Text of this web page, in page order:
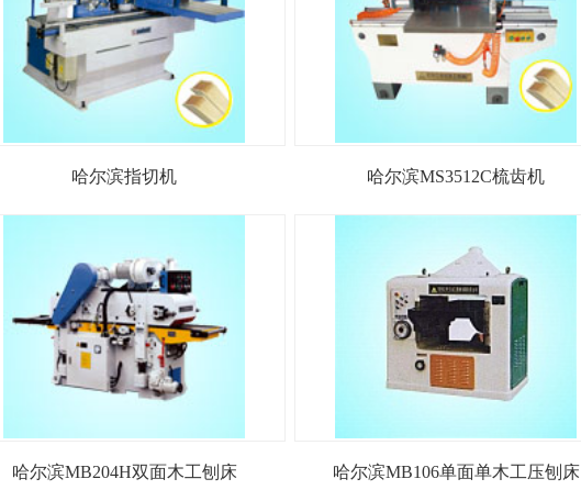
哈尔滨指切机 哈尔滨MS3512C梳齿机
哈尔滨MB204H双面木工刨床 哈尔滨MB106单面单木工压刨床